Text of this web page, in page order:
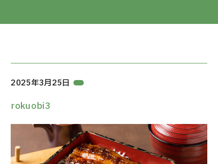
2025年3月25日
rokuobi3